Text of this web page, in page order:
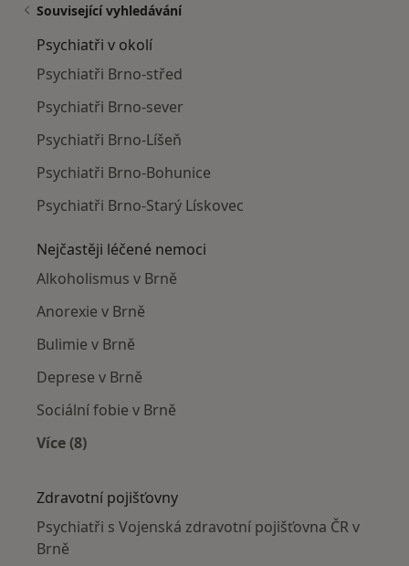
Související vyhledávání
Psychiatři v okolí
Psychiatři Brno-střed
Psychiatři Brno-sever
Psychiatři Brno-Líšeň
Psychiatři Brno-Bohunice
Psychiatři Brno-Starý Lískovec
Nejčastěji léčené nemoci
Alkoholismus v Brně
Anorexie v Brně
Bulimie v Brně
Deprese v Brně
Sociální fobie v Brně
Více (8)
Zdravotní pojišťovny
Psychiatři s Vojenská zdravotní pojišťovna ČR v
Brně